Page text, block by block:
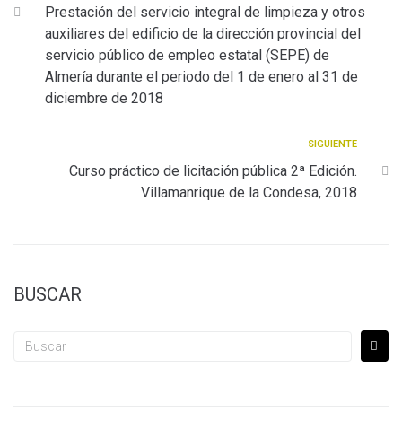
Prestación del servicio integral de limpieza y otros
auxiliares del edificio de la dirección provincial del
servicio público de empleo estatal (SEPE) de
Almería durante el periodo del 1 de enero al 31 de
diciembre de 2018
SIGUIENTE
Curso práctico de licitación pública 2ª Edición.
Villamanrique de la Condesa, 2018
BUSCAR